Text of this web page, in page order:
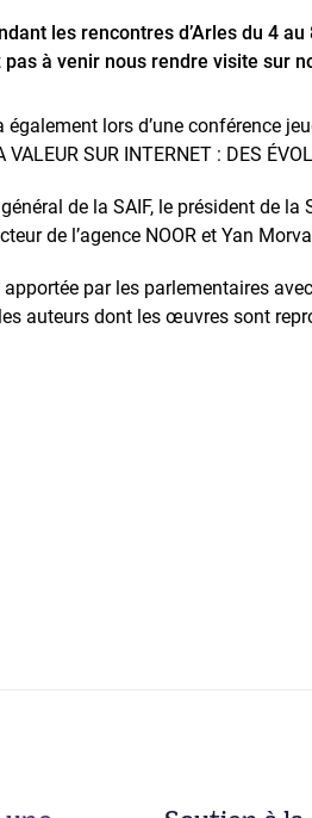
les rencontres d’Arles du 4
à venir nous rendre visite sur
également lors d’une conférence
SUR INTERNET : DES
de la SAIF, le président de la
de l’agence NOOR et Yan
par les parlementaires
auteurs dont les œuvres sont